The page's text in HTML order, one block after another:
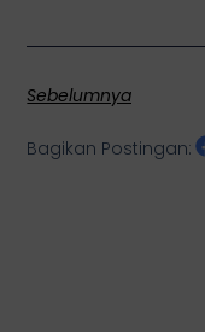
Sebelumnya
Bagikan Postingan: